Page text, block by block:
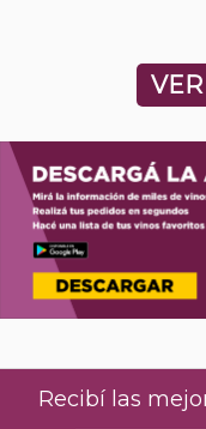
Recibí las